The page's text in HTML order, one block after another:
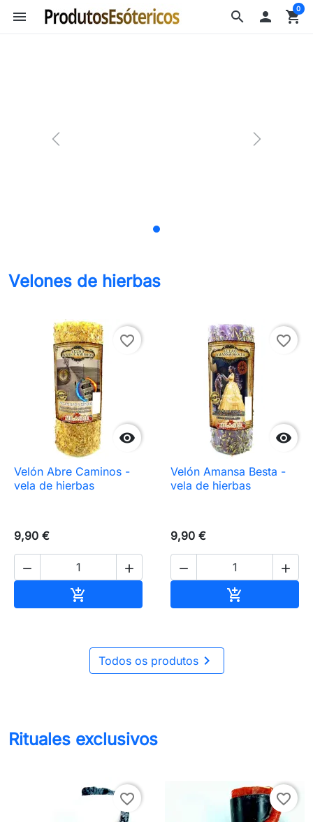
search
menu  shopping_cart
0
Velones de hierbas

favorite_border
Velón Abre Caminos -
vela de hierbas
9,90 €
 


favorite_border
Velón Amansa Besta -
vela de hierbas
9,90 €
 

Todos os produtos
Rituales exclusivos
favorite_border favorite_border